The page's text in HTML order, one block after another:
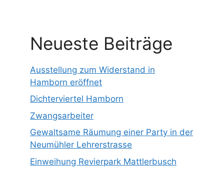
Neueste Beiträge
Ausstellung zum Widerstand in
Hamborn eröffnet
Dichterviertel Hamborn
Zwangsarbeiter
Gewaltsame Räumung einer Party in der
Neumühler Lehrerstrasse
Einweihung Revierpark Mattlerbusch